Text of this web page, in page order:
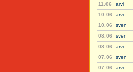
11.06 arvi
10.06 arvi
10.06 sven
08.06 sven
08.06 arvi
07.06 sven
07.06 arvi